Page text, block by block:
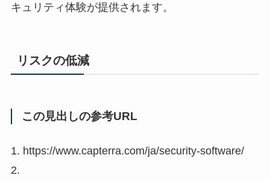
キュリティ体験が提供されます。
リスクの低減
この見出しの参考URL
1. https://www.capterra.com/ja/security-software/
2.